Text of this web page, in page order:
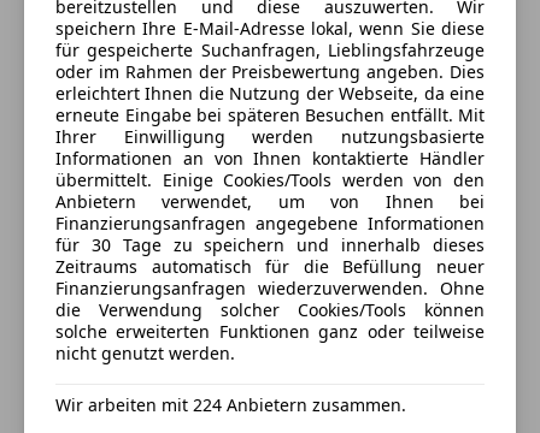
Alle Fahrzeuge des Anbieters
Anbieter kontaktieren
Deine Nachricht
Eintauschwagen: Kaufen und verkaufen in nur einem
bereitzustellen und diese auszuwerten. Wir
speichern Ihre E-Mail-Adresse lokal, wenn Sie diese
für gespeicherte Suchanfragen, Lieblingsfahrzeuge
oder im Rahmen der Preisbewertung angeben. Dies
erleichtert Ihnen die Nutzung der Webseite, da eine
erneute Eingabe bei späteren Besuchen entfällt. Mit
Ihrer Einwilligung werden nutzungsbasierte
Informationen an von Ihnen kontaktierte Händler
übermittelt. Einige Cookies/Tools werden von den
Anbietern verwendet, um von Ihnen bei
Finanzierungsanfragen angegebene Informationen
für 30 Tage zu speichern und innerhalb dieses
Zeitraums automatisch für die Befüllung neuer
Finanzierungsanfragen wiederzuverwenden. Ohne
die Verwendung solcher Cookies/Tools können
solche erweiterten Funktionen ganz oder teilweise
nicht genutzt werden.
Wir arbeiten mit 224 Anbietern zusammen.